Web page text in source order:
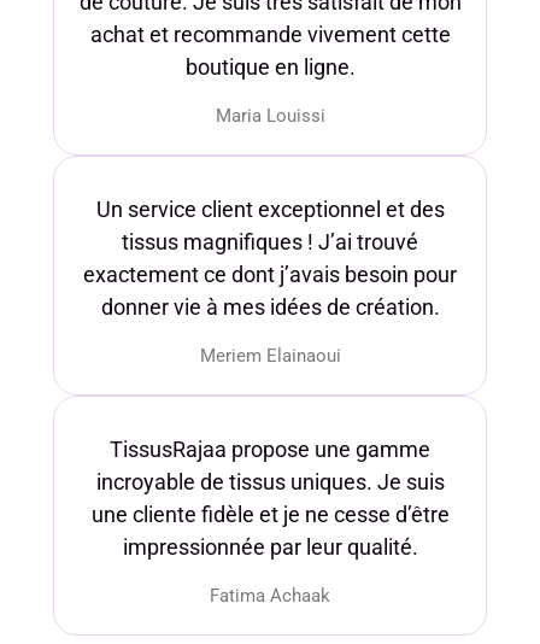
achat et recommande vivement cette
boutique en ligne.
Maria Louissi
Un service client exceptionnel et des
tissus magnifiques ! J’ai trouvé
exactement ce dont j’avais besoin pour
donner vie à mes idées de création.
Meriem Elainaoui
TissusRajaa propose une gamme
incroyable de tissus uniques. Je suis
une cliente fidèle et je ne cesse d’être
impressionnée par leur qualité.
Fatima Achaak